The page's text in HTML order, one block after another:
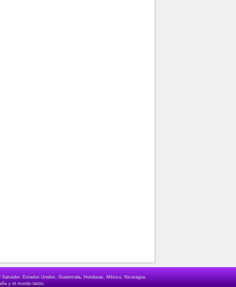
Estados Unidos, Guatemala, Honduras, México, Nicaragua,
y el mundo latino.